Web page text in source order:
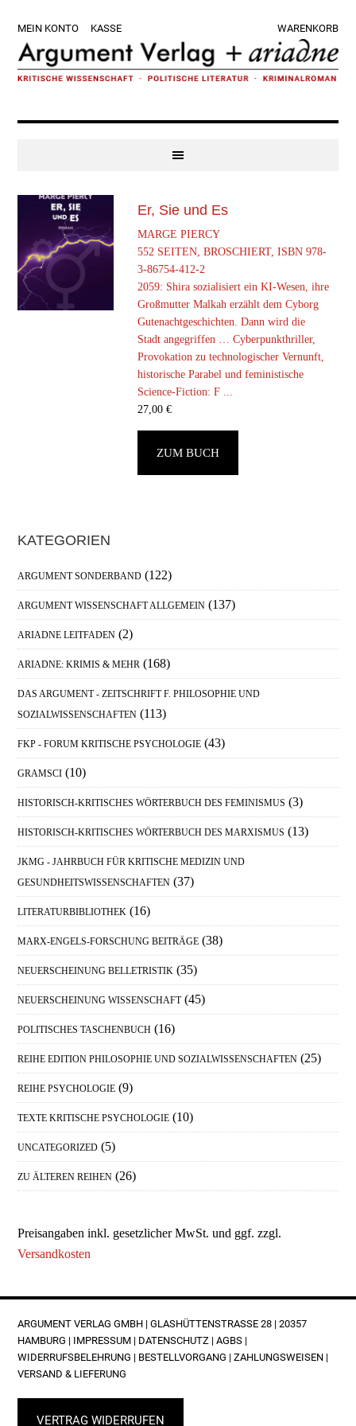
Hauptnavigation
springen
main
content
Hauptsidebar
springen
Fußzeile
springen
MEIN KONTO KASSE WARENKORB
Er, Sie und Es
MARGE PIERCY
552 SEITEN, BROSCHIERT, ISBN 978-
3-86754-412-2
2059: Shira sozialisiert ein KI-Wesen, ihre
Großmutter Malkah erzählt dem Cyborg
Gutenachtgeschichten. Dann wird die
Stadt angegriffen … Cyberpunkthriller,
Provokation zu technologischer Vernunft,
historische Parabel und feministische
Science-Fiction: F ...
27,00€
ZUM BUCH
Haupt-
Sidebar
KATEGORIEN
ARGUMENT SONDERBAND (122)
ARGUMENT WISSENSCHAFT ALLGEMEIN (137)
ARIADNE LEITFADEN (2)
ARIADNE: KRIMIS & MEHR (168)
DAS ARGUMENT - ZEITSCHRIFT F. PHILOSOPHIE UND
SOZIALWISSENSCHAFTEN (113)
FKP - FORUM KRITISCHE PSYCHOLOGIE (43)
GRAMSCI (10)
HISTORISCH-KRITISCHES WÖRTERBUCH DES FEMINISMUS (3)
HISTORISCH-KRITISCHES WÖRTERBUCH DES MARXISMUS (13)
JKMG - JAHRBUCH FÜR KRITISCHE MEDIZIN UND
GESUNDHEITSWISSENSCHAFTEN (37)
LITERATURBIBLIOTHEK (16)
MARX-ENGELS-FORSCHUNG BEITRÄGE (38)
NEUERSCHEINUNG BELLETRISTIK (35)
NEUERSCHEINUNG WISSENSCHAFT (45)
POLITISCHES TASCHENBUCH (16)
REIHE EDITION PHILOSOPHIE UND SOZIALWISSENSCHAFTEN (25)
REIHE PSYCHOLOGIE (9)
TEXTE KRITISCHE PSYCHOLOGIE (10)
UNCATEGORIZED (5)
ZU ÄLTEREN REIHEN (26)
Preisangaben inkl. gesetzlicher MwSt. und ggf. zzgl.
Versandkosten
FOOTER
ARGUMENT VERLAG GMBH | GLASHÜTTENSTRASSE 28 | 20357 H
AMBURG | IMPRESSUM | DATENSCHUTZ |AGBS |
WIDERRUFSBELEHRUNG | BESTELLVORGANG |ZAHLUNGSWEISEN |
VERSAND & LIEFERUNG
VERTRAG WIDERRUFEN